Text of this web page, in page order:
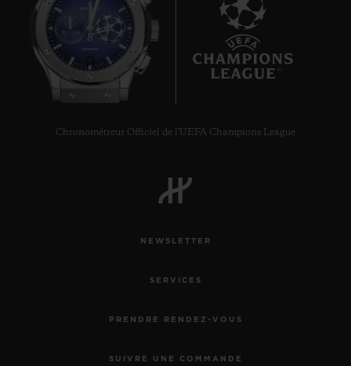
Chronométreur Officiel de l'UEFA Champions League
NEWSLETTER
SERVICES
PRENDRE RENDEZ-VOUS
SUIVRE UNE COMMANDE